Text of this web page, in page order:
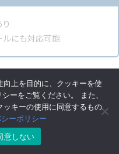
にも対応可能
上を目的に、クッキーを使
ーをご覧ください。 また、
キーの使用に同意するもの
ーポリシー
意しない